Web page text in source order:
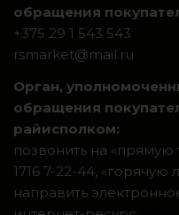
обращения
+375 29 1 543 543
rsmarket@mail.ru
Орган,
обращения
райисполком:
позвонить на
1716 7-22-44, «горячую
направить